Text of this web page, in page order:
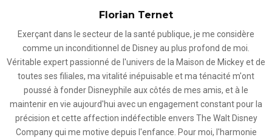
Florian Ternet
Exerçant dans le secteur de la santé publique, je me considère
comme un inconditionnel de Disney au plus profond de moi.
Véritable expert passionné de l'univers de la Maison de Mickey et de
toutes ses filiales, ma vitalité inépuisable et ma ténacité m'ont
poussé à fonder Disneyphile aux côtés de mes amis, et à le
maintenir en vie aujourd'hui avec un engagement constant pour la
précision et cette affection indéfectible envers The Walt Disney
Company qui me motive depuis l'enfance. Pour moi, l'harmonie